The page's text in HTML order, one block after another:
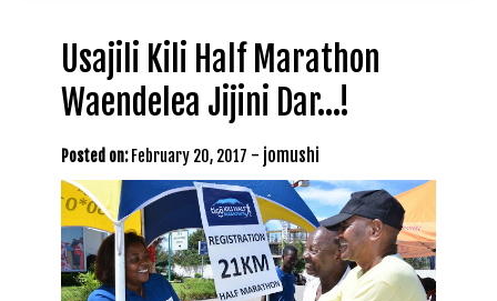
Usajili Kili Half Marathon
Waendelea Jijini Dar…!
Posted on: February 20, 2017 - jomushi